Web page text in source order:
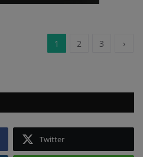
1 2 3 ›
Twitter